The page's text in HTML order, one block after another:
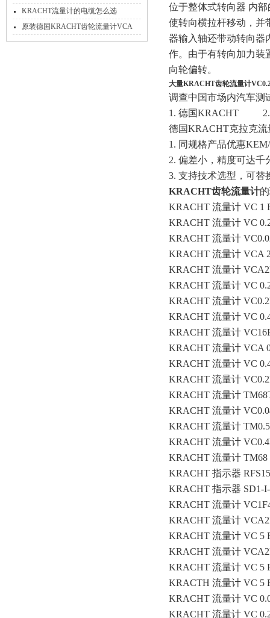
SVC10A1G1L1SVT
KRACHT流量计的电缆怎么选
原装德国KRACHT齿轮流量计VCA
0.2EBR1现货当天发货
位于整体式转向器 内
使转向横拉杆移动，并
器输入轴还带动转向器
作。由于有转向加力装
向轮偏转。
大量KRACHT齿轮流量计
调查中国市场内汽车测
1. 德国KRACHT
德国KRACHT克拉克流
1. 同规格产品优惠
2. 偏差小，精度可达千
3. 支持技术选型，可替
KRACHT齿轮流量计
KRACHT 流量计 VC 1
KRACHT 流量计 VC
KRACHT 流量计
KRACHT 流量计 VCA
KRACHT 流量计
KRACHT 流量计 VC
KRACHT 流量计
KRACHT 流量计 VC
KRACHT 流量计
KRACHT 流量计 VCA
KRACHT 流量计 VC
KRACHT 流量计
KRACHT 流量计
KRACHT 流量计
KRACHT 流量计
KRACHT 流量计
KRACHT 流量计 TM68
KRACHT 指示器
KRACHT 指示器 SD1-I-
KRACHT 流量计
KRACHT 流量计
KRACHT 流量计 VC 5
KRACHT 流量计
KRACHT 流量计 VC 5
KRACTH 流量计 VC 5
KRACHT 流量计 VC
KRACHT 流量计 VC